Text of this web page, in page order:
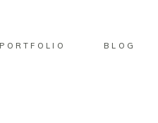
PORTFOLIO BLOG